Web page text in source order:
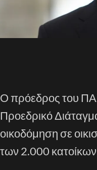
Ο πρόεδρος του
Προεδρικό
οικοδόμηση σε
των 2.000 κατοίκων